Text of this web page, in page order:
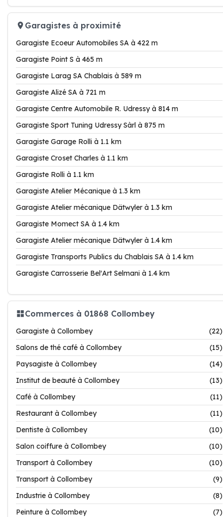
Garagistes à proximité
Garagiste Ecoeur Automobiles SA à 422 m
Garagiste Point S à 465 m
Garagiste Larag SA Chablais à 589 m
Garagiste Alizé SA à 721 m
Garagiste Centre Automobile R. Udressy à 814 m
Garagiste Sport Tuning Udressy Sàrl à 875 m
Garagiste Garage Rolli à 1.1 km
Garagiste Croset Charles à 1.1 km
Garagiste Rolli à 1.1 km
Garagiste Atelier Mécanique à 1.3 km
Garagiste Atelier mécanique Dätwyler à 1.3 km
Garagiste Momect SA à 1.4 km
Garagiste Atelier mécanique Dätwyler à 1.4 km
Garagiste Transports Publics du Chablais SA à 1.4 km
Garagiste Carrosserie Bel'Art Selmani à 1.4 km
Commerces à 01868 Collombey
Garagiste à Collombey
(22)
Salons de thé café à Collombey
(15)
Paysagiste à Collombey
(14)
Institut de beauté à Collombey
(13)
Café à Collombey
(11)
Restaurant à Collombey
(11)
Dentiste à Collombey
(10)
Salon coiffure à Collombey
(10)
Transport à Collombey
(10)
Transport à Collombey
(9)
Industrie à Collombey
(8)
Peinture à Collombey
(7)